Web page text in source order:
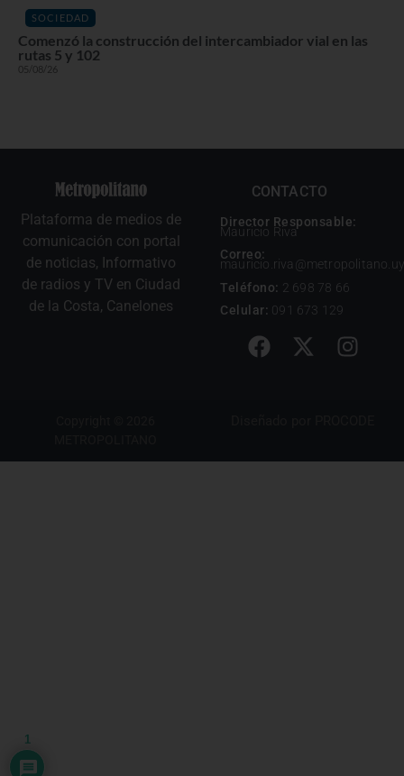
SOCIEDAD
Comenzó la construcción del intercambiador vial en las
rutas 5 y 102
05/08/26
Plataforma de medios de
comunicación con portal
de noticias, Informativo
de radios y TV en Ciudad
de la Costa, Canelones
CONTACTO
Director Responsable:
Mauricio Riva
Correo:
mauricio.riva@metropolitano.uy
Teléfono: 2 698 78 66
Celular: 091 673 129
1